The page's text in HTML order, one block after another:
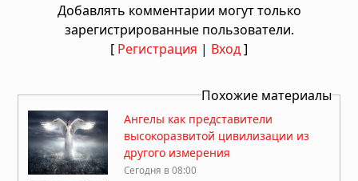
Добавлять комментарии могут только
зарегистрированные пользователи.
[ Регистрация | Вход]
Похожие материалы
Ангелы как представители
высокоразвитой цивилизации из
другого измерения
Сегодня в 08:00